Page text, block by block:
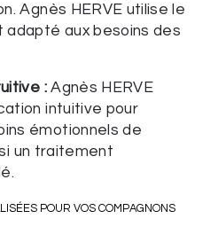
Agnès HERVE utilise le
adapté aux besoins des
:Agnès HERVE
intuitive pour
émotionnels de
un traitement
POUR VOS COMPAGNONS